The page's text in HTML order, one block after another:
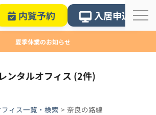
内覧予約 入居申込
夏季休業のお知らせ
ィス一覧・検索 > 奈良の路線
ンタルオフィス (2件)